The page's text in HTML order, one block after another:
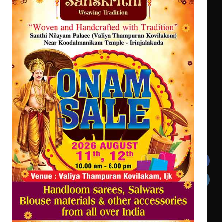
ട്യുണീഷ്യൻ ചിത്രം ” ദി വോയിസ്
ഓഫ് ഹിന്ദ് റജബ് ” ഇരിങ്ങാലക്കുട
ഫിലിം സൊസൈറ്റി ആഗസ്റ്റ് 7
വെള്ളിയാഴ്ച സ്‌ക്രീൻ ചെയ്യുന്നു
Get In Touch
Twitter Facebook
LinkedIn Instagram
YouTube